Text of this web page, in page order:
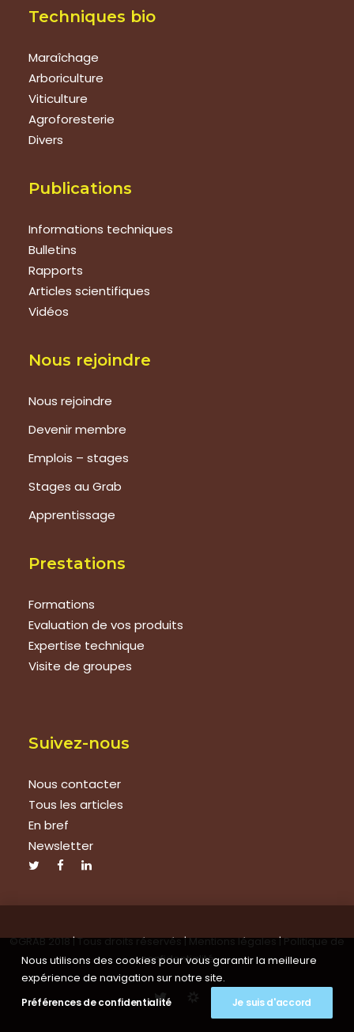
Techniques bio
Maraîchage
Arboriculture
Viticulture
Agroforesterie
Divers
Publications
Informations techniques
Bulletins
Rapports
Articles scientifiques
Vidéos
Nous rejoindre
Nous rejoindre
Devenir membre
Emplois – stages
Stages au Grab
Apprentissage
Prestations
Formations
Evaluation de vos produits
Expertise technique
Visite de groupes
Suivez-nous
Nous contacter
Tous les articles
En bref
Newsletter
©GRAB 2018 | Tous droits réservés |Mentions légales|Politique de
confidentialité
Nous utilisons des cookies pour vous garantir la meilleure
expérience de navigation sur notre site.
Préférences de confidentialité Je suis d'accord